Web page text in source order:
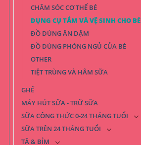
CHĂM SÓC CƠ THỂ BÉ
DỤNG CỤ TẮM VÀ VỆ SINH CHO BÉ
ĐỒ DÙNG ĂN DẶM
ĐỒ DÙNG PHÒNG NGỦ CỦA BÉ
OTHER
TIỆT TRÙNG VÀ HÂM SỮA
GHẾ
MÁY HÚT SỮA - TRỮ SỮA
SỮA CÔNG THỨC 0-24 THÁNG TUỔI
SỮA TRÊN 24 THÁNG TUỔI
TÃ & BỈM